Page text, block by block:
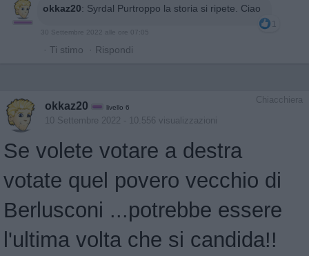
okkaz20: Syrdal Purtroppo la storia si ripete. Ciao
1
30 Settembre 2022 alle ore 07:05
· Ti stimo · Rispondi
Chiacchiera
okkaz20 livello 6
10 Settembre 2022 - 10.556 visualizzazioni
Se volete votare a destra
votate quel povero vecchio di
Berlusconi ...potrebbe essere
l'ultima volta che si candida!!